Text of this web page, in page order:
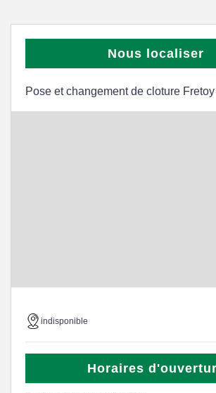
Nous localiser
Pose et changement de cloture Fretoy
indisponible
Horaires